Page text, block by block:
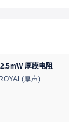
、随机存取存储
控制器或电可擦
厚膜电阻
厚声)